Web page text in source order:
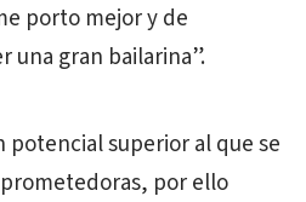
porto mejor y de
una gran bailarina”.
potencial superior al que se
por ello